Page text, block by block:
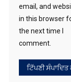
RECENT
ਸੇਵਾ, ਨਿਮਰਤਾ ਤੇ
ਅਮਲ ਦੀ ਲੋੜ — ਸੰਤ